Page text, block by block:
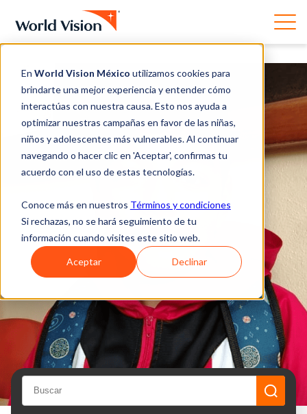
En World Vision México utilizamos cookies para
brindarte una mejor experiencia y entender cómo
interactúas con nuestra causa. Esto nos ayuda a
optimizar nuestras campañas en favor de las niñas,
niños y adolescentes más vulnerables. Al continuar
navegando o hacer clic en 'Aceptar', confirmas tu
acuerdo con el uso de estas tecnologías.
Conoce más en nuestros Términos y condiciones
Si rechazas, no se hará seguimiento de tu
información cuando visites este sitio web.
Aceptar Declinar